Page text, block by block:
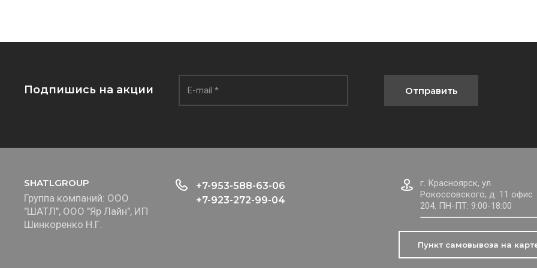
Подпишись на акции Отправить
SHATLGROUP
Группа компаний: ООО
"ШАТЛ", ООО "Яр Лайн", ИП
Шинкоренко Н.Г.
+7-953-588-63-06
+7-923-272-99-04
г. Красноярск, ул.
Рокоссовского, д. 11 офис
204. ПН-ПТ: 9:00-18:00
Пункт самовывоза на